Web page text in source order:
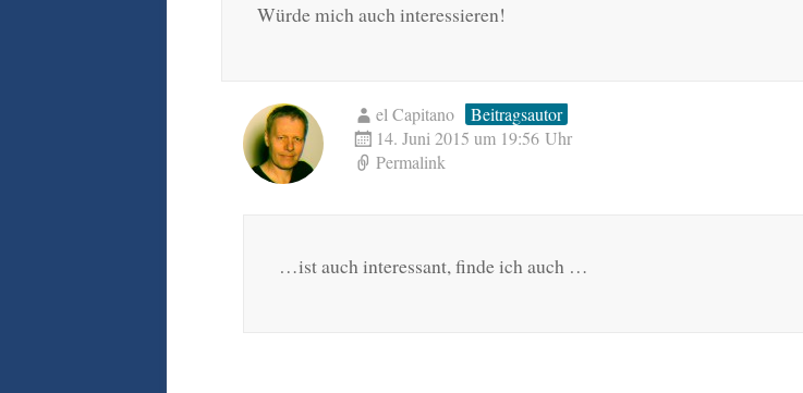
Würde mich auch interessieren!
el Capitano
Beitragsautor
14. Juni 2015 um 19:56 Uhr
Permalink
…ist auch interessant, finde ich auch …